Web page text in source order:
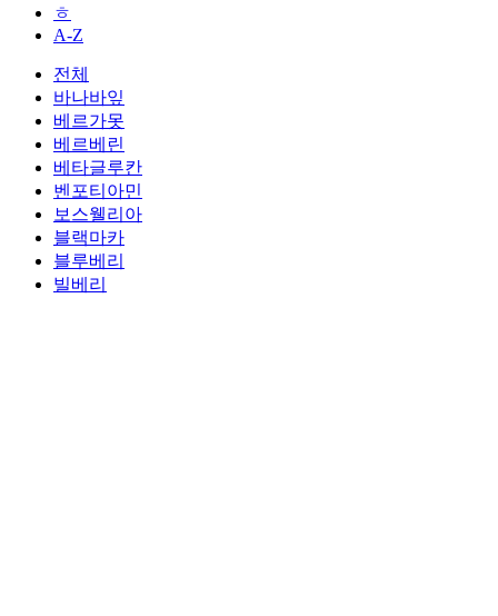
ㅎ
A-Z
전체
바나바잎
베르가못
베르베린
베타글루칸
벤포티아민
보스웰리아
블랙마카
블루베리
빌베리